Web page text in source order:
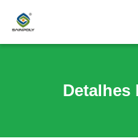
Detalhes